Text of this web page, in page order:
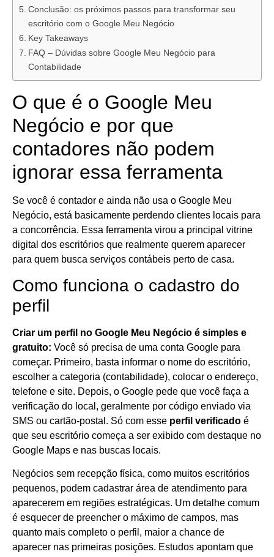
Conclusão: os próximos passos para transformar seu
escritório com o Google Meu Negócio
Key Takeaways
FAQ – Dúvidas sobre Google Meu Negócio para
Contabilidade
O que é o Google Meu
Negócio e por que
contadores não podem
ignorar essa ferramenta
Se você é contador e ainda não usa o Google Meu
Negócio, está basicamente perdendo clientes locais para
a concorrência. Essa ferramenta virou a principal vitrine
digital dos escritórios que realmente querem aparecer
para quem busca serviços contábeis perto de casa.
Como funciona o cadastro do
perfil
Criar um perfil no Google Meu Negócio é simples e
gratuito: Você só precisa de uma conta Google para
começar. Primeiro, basta informar o nome do escritório,
escolher a categoria (contabilidade), colocar o endereço,
telefone e site. Depois, o Google pede que você faça a
verificação do local, geralmente por código enviado via
SMS ou cartão-postal. Só com esse perfil verificado é
que seu escritório começa a ser exibido com destaque no
Google Maps e nas buscas locais.
Negócios sem recepção física, como muitos escritórios
pequenos, podem cadastrar área de atendimento para
aparecerem em regiões estratégicas. Um detalhe comum
é esquecer de preencher o máximo de campos, mas
quanto mais completo o perfil, maior a chance de
aparecer nas primeiras posições. Estudos apontam que